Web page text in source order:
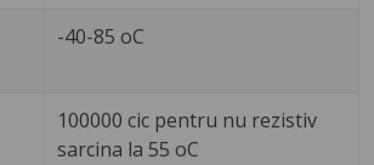
-40-85 oC
100000 cic pentru nu rezistiv
sarcina la 55 oC